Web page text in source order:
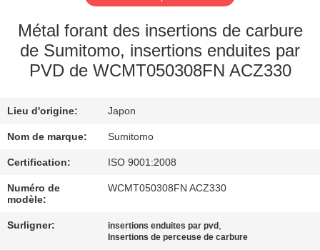
VISITE
D'USINE
DE
QUALITÉ
CONTACTEZ-
NOUS
Métal forant des insertions de carbure
de Sumitomo, insertions enduites par
PVD de WCMT050308FN ACZ330
Lieu d'origine: Japon
Nom de marque: Sumitomo
Certification: ISO 9001:2008
Numéro de
modèle:
WCMT050308FN ACZ330
Surligner: insertions enduites par pvd ,
Insertions de perceuse de carbure